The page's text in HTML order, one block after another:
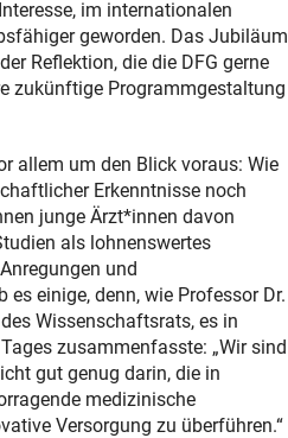
im internationalen
geworden. Das Jubiläum
Reflektion, die die DFG gerne
zukünftige Programmgestaltung
allem um den Blick voraus: Wie
Erkenntnisse noch
junge Ärzt*innen davon
als lohnenswertes
und
einige, denn, wie Professor Dr.
Wissenschaftsrats, es in
zusammenfasste: „Wir sind
gut genug darin, die in
medizinische
Versorgung zu überführen.“